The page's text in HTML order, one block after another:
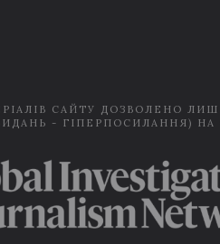
САЙТУ ДОЗВОЛЕНО
- ГІПЕРПОСИЛАННЯ) НА